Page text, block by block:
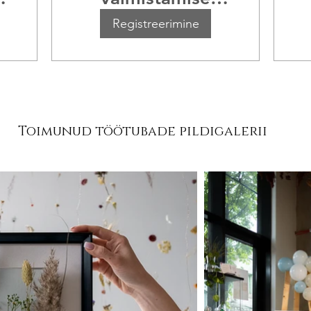
töötuba
Registreerimine
Toimunud töötubade pildigalerii